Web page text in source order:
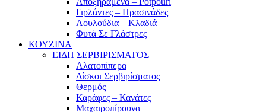
Γιρλάντες – Πρασινάδες
Λουλούδια – Κλαδιά
Φυτά Σε Γλάστρες
ΚΟΥΖΙΝΑ
ΕΙΔΗ ΣΕΡΒΙΡΙΣΜΑΤΟΣ
Αλατοπίπερα
Δίσκοι Σερβιρίσματος
Θερμός
Καράφες – Κανάτες
Μαχαιροπίρουνα